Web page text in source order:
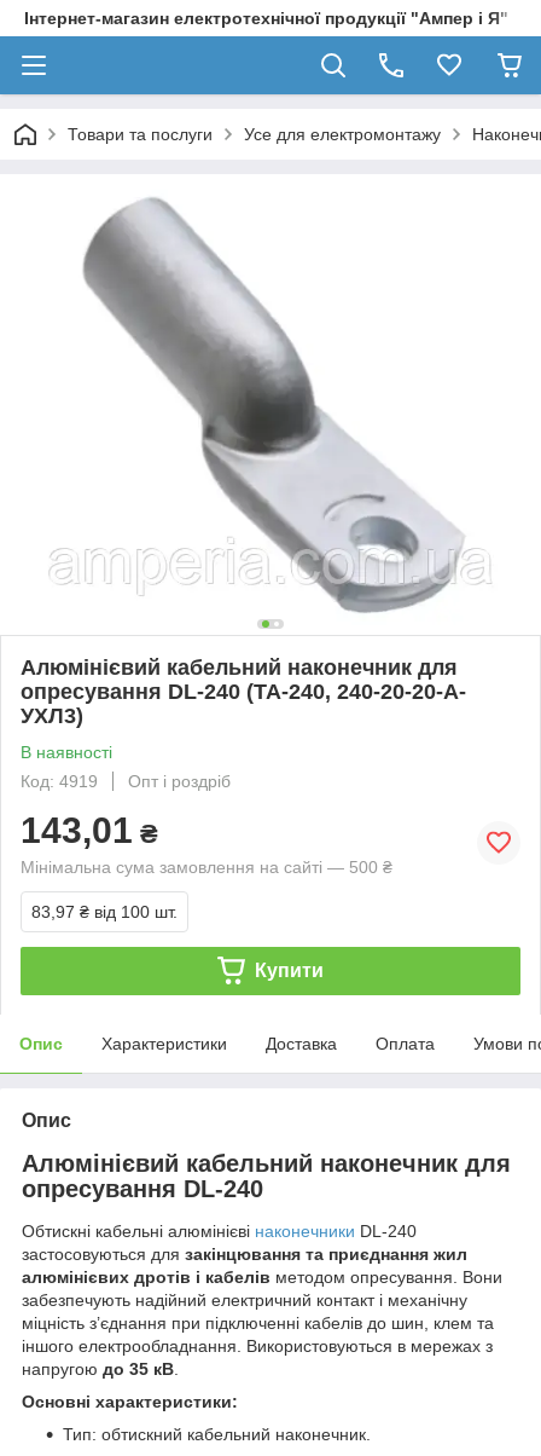
Інтернет-магазин електротехнічної продукції "Ампер і Я"
Товари та послуги Усе для електромонтажу
Алюмінієвий кабельний наконечник для
опресування DL-240 (ТА-240, 240-20-20-А-
УХЛ3)
В наявності
Код: 4919
Опт і роздріб
143,01 ₴
Мінімальна сума замовлення на сайті — 500 ₴
83,97 ₴ від 100 шт.
Купити
Опис Характеристики Доставка Оплата Умови
Опис
Алюмінієвий кабельний наконечник для
опресування DL-240
Обтискні кабельні алюмінієві наконечники DL-240
застосовуються для закінцювання та приєднання жил
алюмінієвих дротів і кабелів методом опресування. Вони
забезпечують надійний електричний контакт і механічну
міцність з’єднання при підключенні кабелів до шин, клем та
іншого електрообладнання. Використовуються в мережах з
напругою до 35 кВ.
Основні характеристики:
Тип: обтискний кабельний наконечник.